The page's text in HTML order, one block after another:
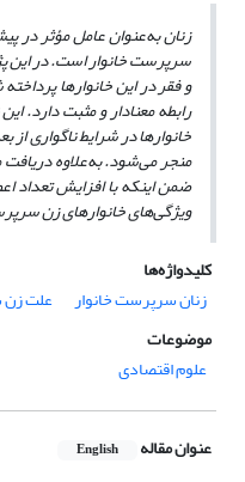
زنان بهعنوان عامل مؤثر در
و فقر در این خانوارها
رابطه معنادار و مثبت دارد.
خانوارها در شرایط ناگواری از
منجر میشود. بهعلاوه
ضمن اینکه با افزایش تعداد
ویژگیهای خانوارهای زن
کلیدواژه‌ها
زنان سرپرست خانوار
علت
موضوعات
علوم اقتصادی
عنوان مقاله English